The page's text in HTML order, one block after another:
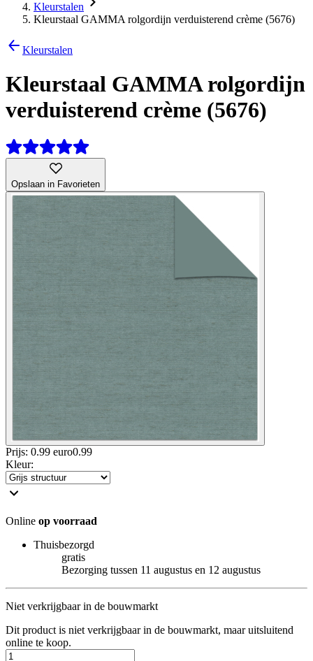
Kleurstalen
Kleurstaal GAMMA rolgordijn verduisterend crème (5676)
Kleurstalen
Kleurstaal GAMMA rolgordijn
verduisterend crème (5676)
Opslaan in Favorieten
Prijs: 0.99 euro0.99
Kleur:
Online op voorraad
Thuisbezorgd
gratis
Bezorging tussen 11 augustus en 12 augustus
Niet verkrijgbaar in de bouwmarkt
Dit product is niet verkrijgbaar in de bouwmarkt, maar uitsluitend
online te koop.